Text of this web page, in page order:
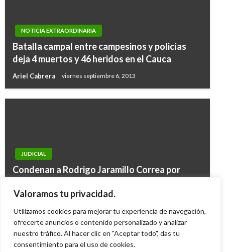
Valoramos tu privacidad.
Utilizamos cookies para mejorar tu experiencia de navegación,
ofrecerte anuncios o contenido personalizado y analizar
nuestro tráfico. Al hacer clic en "Aceptar todo", das tu
consentimiento para el uso de cookies.
NOTICIA EXTRAORDINARIA
Batalla campal entre campesinos y policías
deja 4 muertos y 46 heridos en el Cauca
Ariel Cabrera viernes septiembre 6, 2013
JUDICIAL
Condenan a Rodrigo Jaramillo Correa por
Interbolsa
Ariel Cabrera miércoles junio 17, 2015
NOTICIA EXTRAORDINARIA
Gobierno busca comprar otras dos millones de
Iván Briceño martes febrero 9, 2021